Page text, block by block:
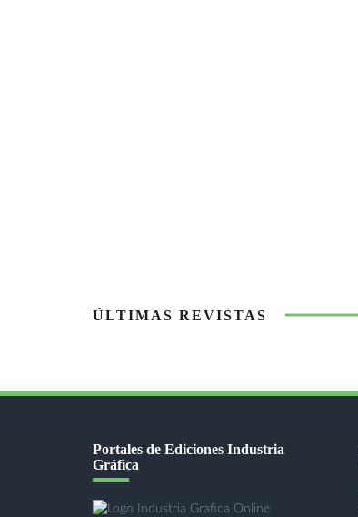
ÚLTIMAS REVISTAS
Portales de Ediciones Industria
Gráfica